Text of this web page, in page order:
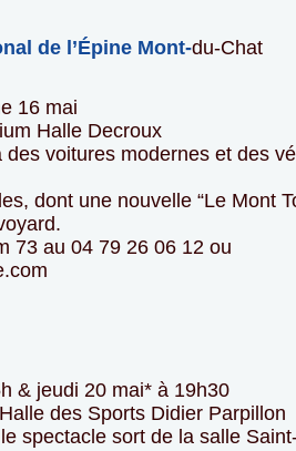
de l’Épine Mont-du-Chat
16 mai
Halle Decroux
des voitures modernes et des
dont une nouvelle “Le Mont
73 au 04 79 26 06 12 ou
& jeudi 20 mai* à 19h30
des Sports Didier Parpillon
spectacle sort de la salle